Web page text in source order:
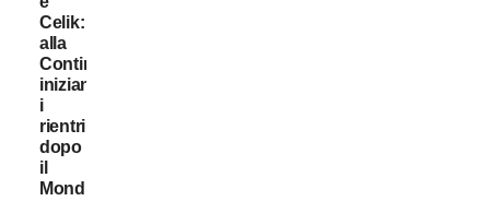
Celik:
alla
Continassa
iniziano
i
rientri
dopo
il
Mondiale